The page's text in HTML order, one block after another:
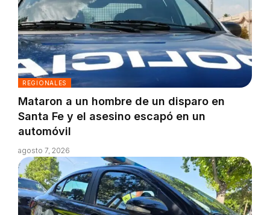
REGIONALES
Mataron a un hombre de un disparo en
Santa Fe y el asesino escapó en un
automóvil
agosto 7, 2026